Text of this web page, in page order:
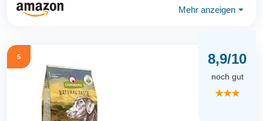
Mehr anzeigen ⏷
5 8,9/10
noch gut
★★★